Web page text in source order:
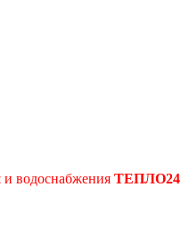
и водоснабжения ТЕПЛО24